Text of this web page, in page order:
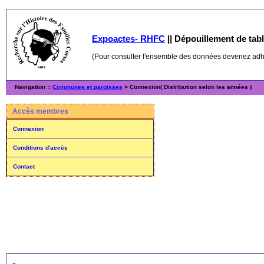
Expoactes- RHFC || Dépouillement de
(Pour consulter l'ensemble des données devenez
Navigation :: Communes et paroisses > Connexion( Distribution selon les années )
Accès membres
Connexion
Conditions d'accès
Contact